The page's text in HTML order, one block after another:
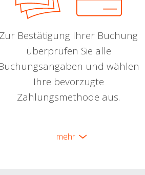
Zur Bestätigung Ihrer Buchung
überprüfen Sie alle
und wählen
Ihre bevorzugte
Zahlungsmethode aus.
mehr